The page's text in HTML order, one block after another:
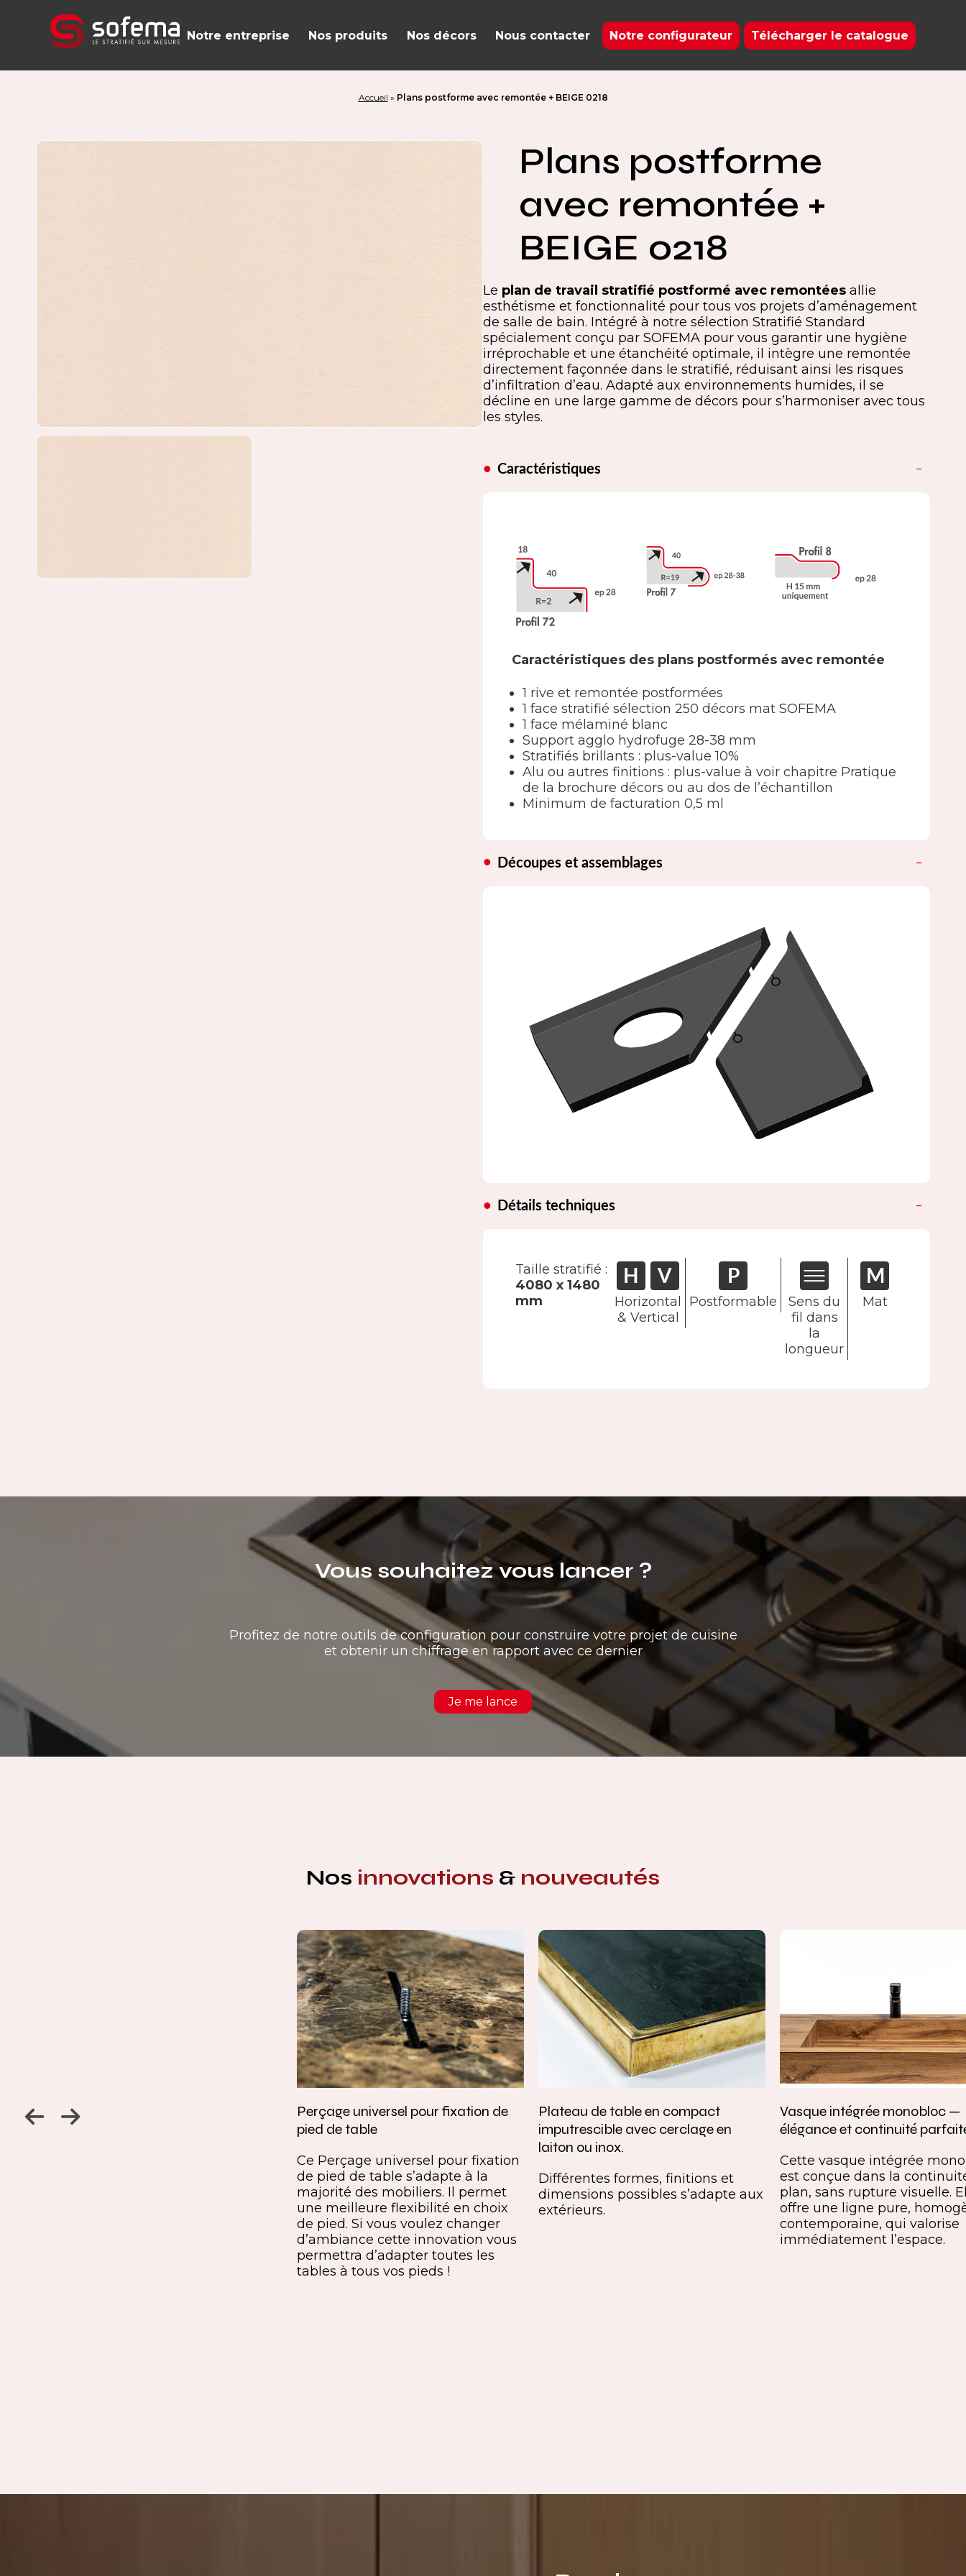
Notre entreprise Nos produits Nos décors Nous contacter Notre configurateur Télécharger le catalogue
Accueil » Plans postforme avec remontée + BEIGE 0218
Plans postforme
avec remontée +
BEIGE 0218
Le plan de travail stratifié postformé avec remontées allie
esthétisme et fonctionnalité pour tous vos projets d’aménagement
de salle de bain. Intégré à notre sélection Stratifié Standard
spécialement conçu par SOFEMA pour vous garantir une hygiène
irréprochable et une étanchéité optimale, il intègre une remontée
directement façonnée dans le stratifié, réduisant ainsi les risques
d’infiltration d’eau. Adapté aux environnements humides, il se
décline en une large gamme de décors pour s’harmoniser avec tous
les styles.
Caractéristiques
Caractéristiques des plans postformés avec remontée
1 rive et remontée postformées
1 face stratifié sélection 250 décors mat SOFEMA
1 face mélaminé blanc
Support agglo hydrofuge 28-38 mm
Stratifiés brillants : plus-value 10%
Alu ou autres finitions : plus-value à voir chapitre Pratique
de la brochure décors ou au dos de l’échantillon
Minimum de facturation 0,5 ml
Découpes et assemblages
Détails techniques
Taille stratifié :
4080 x 1480
mm
Horizontal
& Vertical
Postformable
Sens du
fil dans
la
longueur
Mat
Vous souhaitez vous lancer ?
Profitez de notre outils de configuration pour construire votre projet de cuisine
et obtenir un chiffrage en rapport avec ce dernier
Je me lance
Nos innovations & nouveautés
Jambage à 45
Perçage universel pour fixation de
pied de table
Ce Perçage universel pour fixation
de pied de table s’adapte à la
majorité des mobiliers. Il permet
une meilleure flexibilité en choix
de pied. Si vous voulez changer
d’ambiance cette innovation vous
permettra d’adapter toutes les
tables à tous vos pieds !
Plateau de table en compact
imputrescible avec cerclage en
laiton ou inox.
Différentes formes, finitions et
dimensions possibles s’adapte aux
extérieurs.
Vasque intégrée monobloc —
élégance et continuité
Cette vasque intégrée
est conçue dans la
plan, sans rupture visuelle.
offre une ligne pure,
contemporaine, qui valorise
immédiatement l’espace.